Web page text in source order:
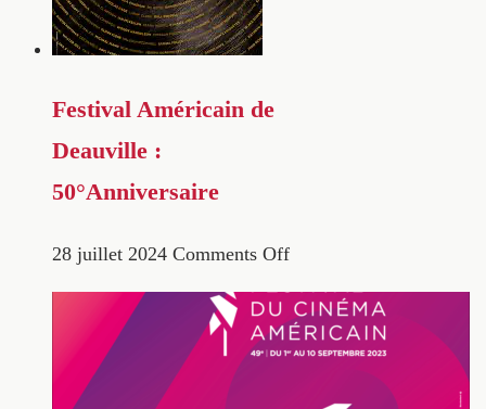
Festival Américain de
Deauville :
50°Anniversaire
28 juillet 2024 Comments Off